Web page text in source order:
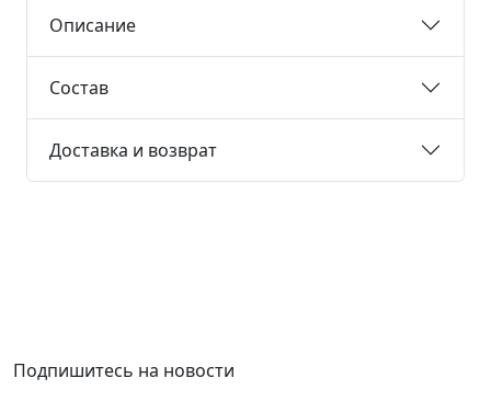
Описание
Состав
Доставка и возврат
Подпишитесь на новости